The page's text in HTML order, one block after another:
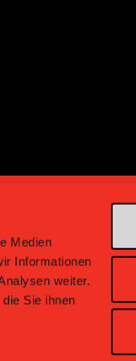
Medien
Informationen
weiter.
Sie ihnen
bei Bern